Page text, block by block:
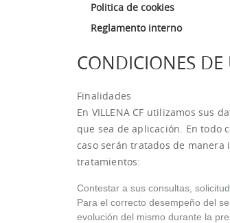
Politica de cookies
Reglamento interno
CONDICIONES
Finalidades
En VILLENA CF utilizamos sus
que sea de aplicación. En todo
caso serán tratados de
tratamientos:
Contestar a sus consultas,
Para el correcto desempeño del
evolución del mismo durante la